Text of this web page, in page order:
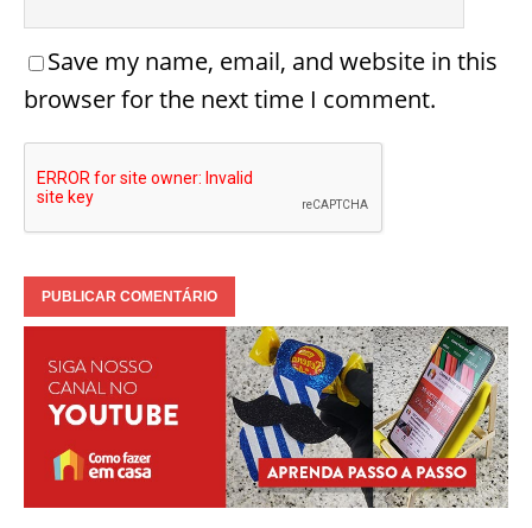
Save my name, email, and website in this
browser for the next time I comment.